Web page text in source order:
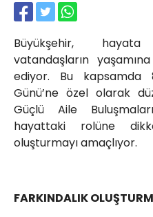
Büyükşehir,
vatandaşların
ediyor. Bu kapsamda
Günü’ne özel olarak
Güçlü Aile
hayattaki rolüne
oluşturmayı amaçlıyor.
FARKINDALIK